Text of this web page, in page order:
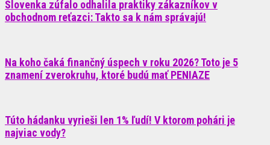
Slovenka zúfalo odhalila praktiky zákazníkov v
obchodnom reťazci: Takto sa k nám správajú!
Na koho čaká finančný úspech v roku 2026? Toto je 5
znamení zverokruhu, ktoré budú mať PENIAZE
Túto hádanku vyrieši len 1% ľudí! V ktorom pohári je
najviac vody?